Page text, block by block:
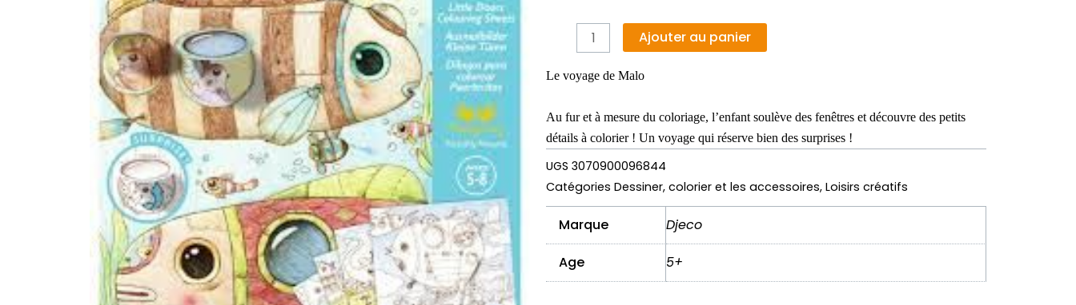
Coloriages
surprises
porte
Le
voyage
de
Malo
Ajouter au panier
Le voyage de Malo
Au fur et à mesure du coloriage, l’enfant soulève des fenêtres et découvre des petits
détails à colorier ! Un voyage qui réserve bien des surprises !
UGS 3070900096844
Catégories Dessiner, colorier et les accessoires, Loisirs créatifs
Marque Djeco
Age 5+